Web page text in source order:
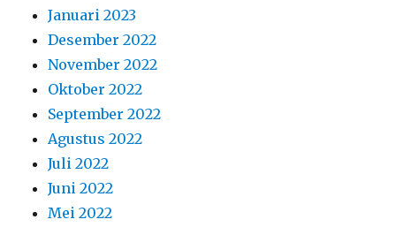
Januari 2023
Desember 2022
November 2022
Oktober 2022
September 2022
Agustus 2022
Juli 2022
Juni 2022
Mei 2022